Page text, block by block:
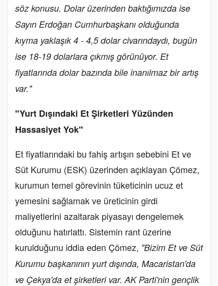
söz konusu. Dolar üzerinden baktığımızda ise
Sayın Erdoğan Cumhurbaşkanı olduğunda
kıyma yaklaşık 4 - 4,5 dolar civarındaydı, bugün
ise 18-19 dolarlara çıkmış görünüyor. Et
fiyatlarında dolar bazında bile inanılmaz bir artış
var."
"Yurt Dışındaki Et Şirketleri Yüzünden
Hassasiyet Yok"
Et fiyatlarındaki bu fahiş artışın sebebini Et ve
Süt Kurumu (ESK) üzerinden açıklayan Çömez,
kurumun temel görevinin tüketicinin ucuz et
yemesini sağlamak ve üreticinin girdi
maliyetlerini azaltarak piyasayı dengelemek
olduğunu hatırlattı. Sistemin rant üzerine
kurulduğunu iddia eden Çömez, "Bizim Et ve Süt
Kurumu başkanının yurt dışında, Macaristan'da
ve Çekya'da et şirketleri var. AK Parti'nin gençlik